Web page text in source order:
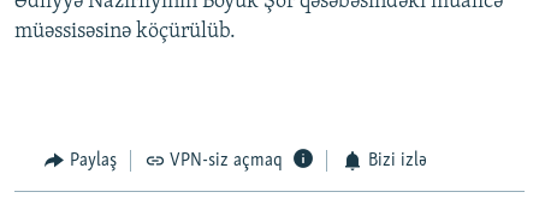
müəssisəsinə köçürülüb.
Paylaş VPN-siz açmaq Bizi izlə